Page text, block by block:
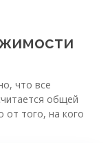
что все
общей
от того, на кого